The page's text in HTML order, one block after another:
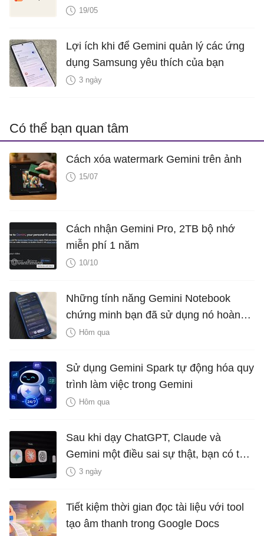
19/05
Lợi ích khi để Gemini quản lý các ứng
dụng Samsung yêu thích của bạn
3 ngày
Có thể bạn quan tâm
Cách xóa watermark Gemini trên ảnh
15/07
Cách nhận Gemini Pro, 2TB bộ nhớ
miễn phí 1 năm
10/10
Những tính năng Gemini Notebook
chứng minh bạn đã sử dụng nó hoàn
toàn sai cách
Hôm qua
Sử dụng Gemini Spark tự động hóa quy
trình làm việc trong Gemini
Hôm qua
Sau khi dạy ChatGPT, Claude và
Gemini một điều sai sự thật, bạn có thể
xóa bỏ không?
3 ngày
Tiết kiệm thời gian đọc tài liệu với tool
tạo âm thanh trong Google Docs